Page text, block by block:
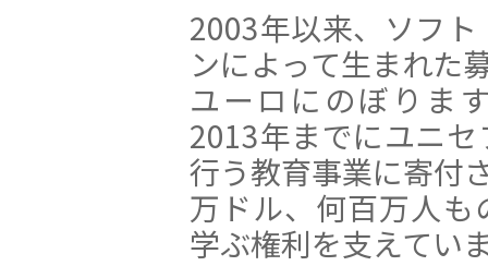
2003年以来、ソフ
ンによって生まれた
ユーロにのぼりま
2013年までにユニ
行う教育事業に寄付
万ドル、何百万人も
学ぶ権利を支えてい